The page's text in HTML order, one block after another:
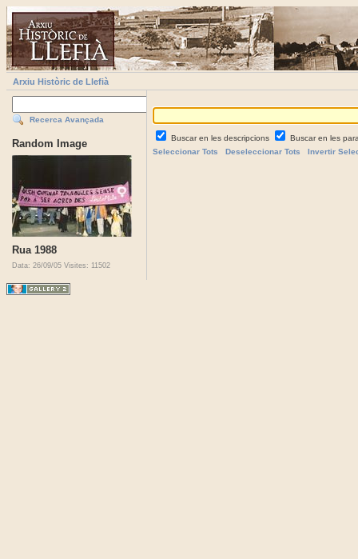
Arxiu Històric de Llefià
Recerca Avançada
Random Image
Rua 1988
Data: 26/09/05 Visites: 11502
Buscar en les descripcions
Buscar en les
Seleccionar Tots
Deseleccionar Tots Invertir